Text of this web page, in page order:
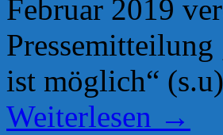
Februar 2019
ist möglich“
Weiterlesen →